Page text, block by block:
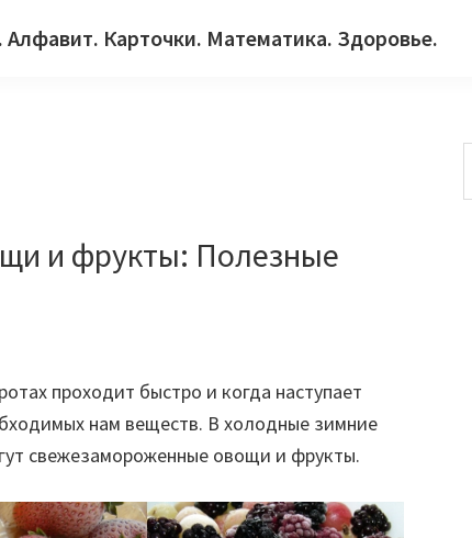
Алфавит. Карточки. Математика. Здоровье.
и фрукты: Полезные
проходит быстро и когда наступает
нам веществ. В холодные зимние
свежезамороженные овощи и фрукты.